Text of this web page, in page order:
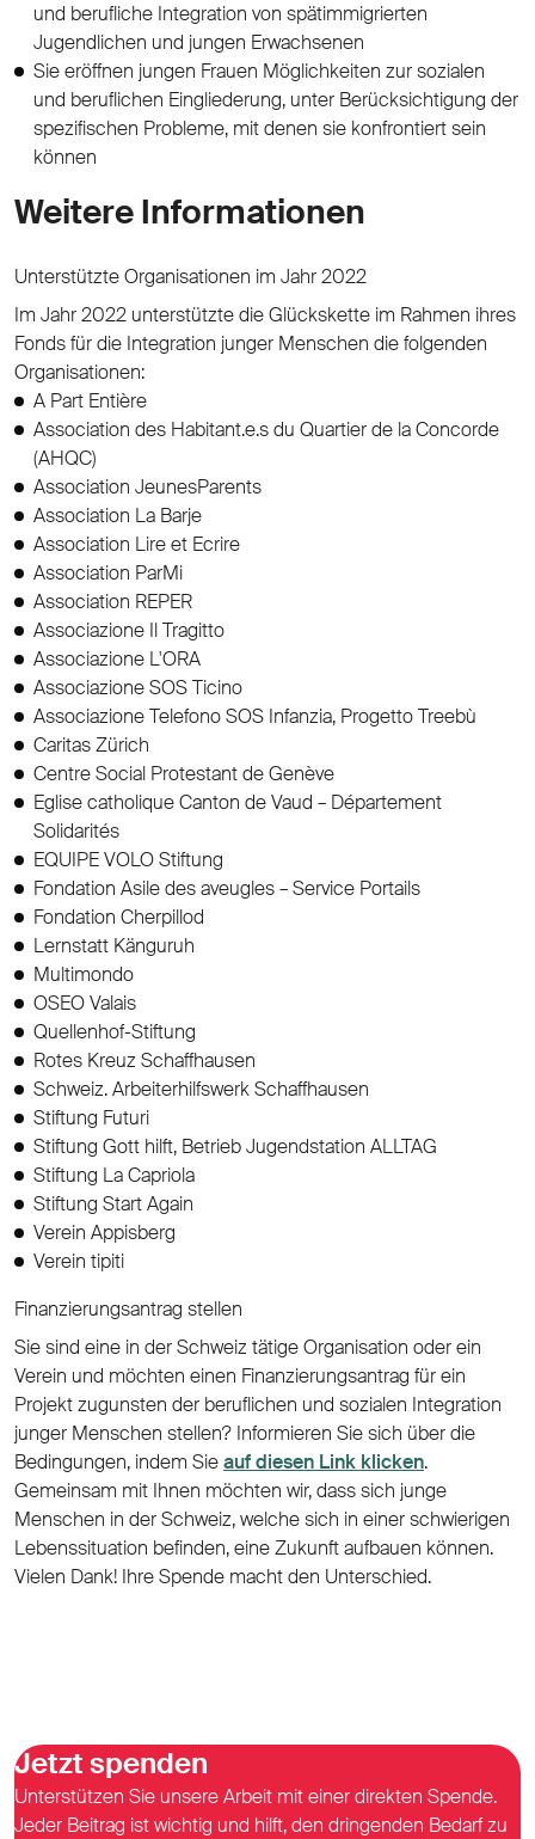
und berufliche Integration von spätimmigrierten
Jugendlichen und jungen Erwachsenen
Sie eröffnen jungen Frauen Möglichkeiten zur sozialen
und beruflichen Eingliederung, unter Berücksichtigung der
spezifischen Probleme, mit denen sie konfrontiert sein
können
Weitere Informationen
Unterstützte Organisationen im Jahr 2022
Im Jahr 2022 unterstützte die Glückskette im Rahmen ihres
Fonds für die Integration junger Menschen die folgenden
Organisationen:
A Part Entière
Association des Habitant.e.s du Quartier de la Concorde
(AHQC)
Association JeunesParents
Association La Barje
Association Lire et Ecrire
Association ParMi
Association REPER
Associazione Il Tragitto
Associazione L'ORA
Associazione SOS Ticino
Associazione Telefono SOS Infanzia, Progetto Treebù
Caritas Zürich
Centre Social Protestant de Genève
Eglise catholique Canton de Vaud – Département
Solidarités
EQUIPE VOLO Stiftung
Fondation Asile des aveugles – Service Portails
Fondation Cherpillod
Lernstatt Känguruh
Multimondo
OSEO Valais
Quellenhof-Stiftung
Rotes Kreuz Schaffhausen
Schweiz. Arbeiterhilfswerk Schaffhausen
Stiftung Futuri
Stiftung Gott hilft, Betrieb Jugendstation ALLTAG
Stiftung La Capriola
Stiftung Start Again
Verein Appisberg
Verein tipiti
Finanzierungsantrag stellen
Sie sind eine in der Schweiz tätige Organisation oder ein
Verein und möchten einen Finanzierungsantrag für ein
Projekt zugunsten der beruflichen und sozialen Integration
junger Menschen stellen? Informieren Sie sich über die
Bedingungen, indem Sieauf diesen Link klicken.
Gemeinsam mit Ihnen möchten wir, dass sich junge
Menschen in der Schweiz, welche sich in einer schwierigen
Lebenssituation befinden, eine Zukunft aufbauen können.
Vielen Dank! Ihre Spende macht den Unterschied.
Jetzt spenden
Unterstützen Sie unsere Arbeit mit einer direkten Spende.
Jeder Beitrag ist wichtig und hilft, den dringenden Bedarf zu